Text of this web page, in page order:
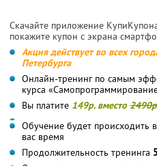
Скачайте приложение
покажите купон с экрана
Акция действует во всех
Петербурга
Онлайн-тренинг по самым
курса
Вы платите 149р. вместо 2490р
Обучение будет происходить
вас время
Продолжительность тренинга